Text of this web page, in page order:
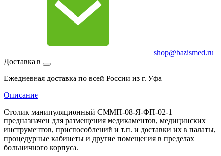
shop@bazismed.ru
Доставка в
Ежедневная доставка по всей России из г. Уфа
Описание
Столик манипуляционный СММП-08-Я-ФП-02-1
предназначен для размещения медикаментов, медицинских
инструментов, приспособлений и т.п. и доставки их в палаты,
процедурные кабинеты и другие помещения в пределах
больничного корпуса.